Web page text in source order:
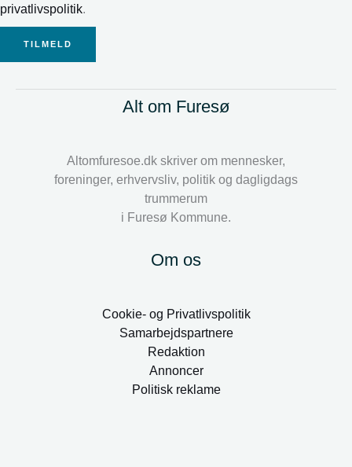
privatlivspolitik.
TILMELD
Alt om Furesø
Altomfuresoe.dk skriver om mennesker,
foreninger, erhvervsliv, politik og dagligdags
trummerum
i Furesø Kommune.
Om os
Cookie- og Privatlivspolitik
Samarbejdspartnere
Redaktion
Annoncer
Politisk reklame